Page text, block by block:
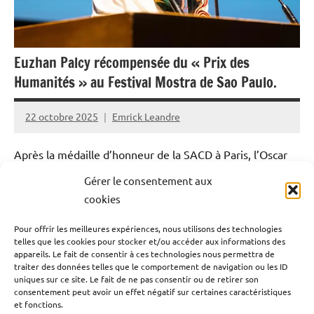
Gérer le consentement aux
cookies
Pour offrir les meilleures expériences, nous utilisons des technologies
telles que les cookies pour stocker et/ou accéder aux informations des
appareils. Le fait de consentir à ces technologies nous permettra de
traiter des données telles que le comportement de navigation ou les ID
uniques sur ce site. Le fait de ne pas consentir ou de retirer son
consentement peut avoir un effet négatif sur certaines caractéristiques
et fonctions.
Euzhan Palcy récompensée du « Prix des
Humanités » au Festival Mostra de Sao Paulo.
22 octobre 2025 Emrick Leandre
Après la médaille d’honneur de la SACD à Paris, l’Oscar
d’honneur à Hollywood et la médaille de l’Assemblée
nationale, Euzhan Palcy continue d’écrire sa légende. Le
distinguée du « Prix des Humanités » lors de la 49e
Mostra de São Paulo, au Brésil. Une nouvelle
reconnaissance internationale pour cette pionnière du
cinéma, dont les œuvres engagées ont marqué l’histoire
du 7ᵉ art.